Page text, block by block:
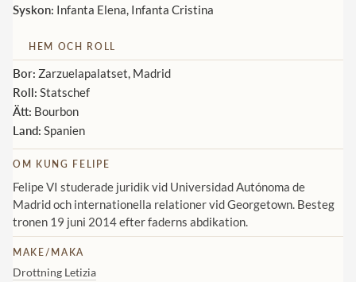
Nederländska kungahuset
Thailändska kungahuset
Monacos furstehus
Syskon: Infanta Elena, Infanta Cristina
HEM OCH ROLL
Bor: Zarzuelapalatset, Madrid
Roll: Statschef
Ätt: Bourbon
Land: Spanien
OM KUNG FELIPE
Felipe VI studerade juridik vid Universidad Autónoma de
Madrid och internationella relationer vid Georgetown. Besteg
tronen 19 juni 2014 efter faderns abdikation.
MAKE/MAKA
Drottning Letizia